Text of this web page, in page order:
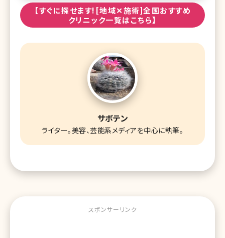
りの失敗や副作用 5.頬骨削りで得られる効果やメリット 6.費
用はどれくらいかかるの? 7.まとめ 1
【すぐに探せます![地域✕施術]全国おすすめ
クリニック一覧はこちら】
サボテン
ライター。美容、芸能系メディアを中心に執筆。
スポンサーリンク